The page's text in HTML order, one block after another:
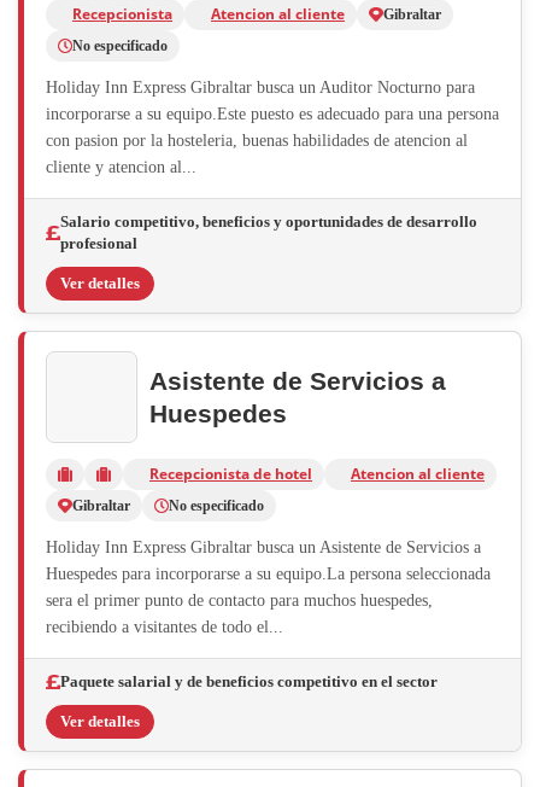
Recepcionista
Atencion al cliente
Gibraltar
No especificado
Holiday Inn Express Gibraltar busca un Auditor Nocturno para
incorporarse a su equipo.Este puesto es adecuado para una persona
con pasion por la hosteleria, buenas habilidades de atencion al
cliente y atencion al...
Salario competitivo, beneficios y oportunidades de desarrollo
profesional
Ver detalles
Asistente de Servicios a
Huespedes
Recepcionista de hotel Atencion al cliente
Gibraltar No especificado
Holiday Inn Express Gibraltar busca un Asistente de Servicios a
Huespedes para incorporarse a su equipo.La persona seleccionada
sera el primer punto de contacto para muchos huespedes,
recibiendo a visitantes de todo el...
Paquete salarial y de beneficios competitivo en el sector
Ver detalles